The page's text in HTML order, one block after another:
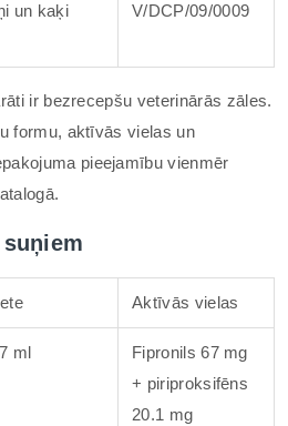
un kaķi V/DCP/09/0009
ir bezrecepšu veterinārās zāles.
formu, aktīvās vielas un
pieejamību vienmēr
Aktīvās vielas
ml
Fipronils 67 mg
+ piriproksifēns
20.1 mg